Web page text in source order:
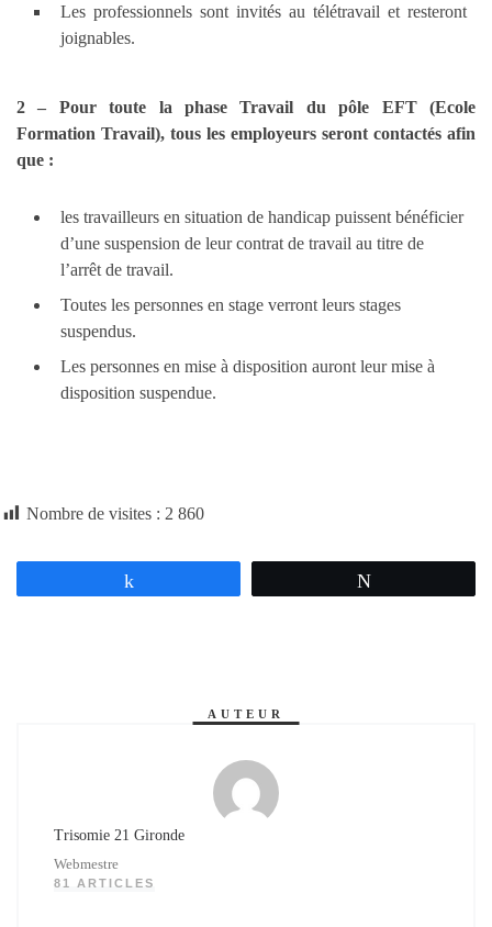
Les professionnels sont invités au télétravail et resteront
joignables.
2 – Pour toute la phase Travail du pôle EFT (Ecole
Formation Travail), tous les employeurs seront contactés afin
que :
les travailleurs en situation de handicap puissent bénéficier
d’une suspension de leur contrat de travail au titre de
l’arrêt de travail.
Toutes les personnes en stage verront leurs stages
suspendus.
Les personnes en mise à disposition auront leur mise à
disposition suspendue.
Nombre de visites : 2 860
AUTEUR
Trisomie 21 Gironde
Webmestre
81 ARTICLES